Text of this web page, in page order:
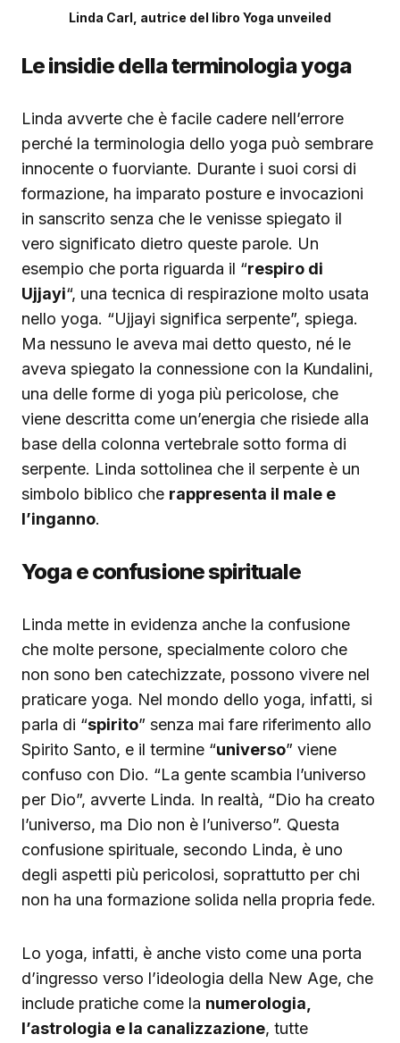
Linda Carl, autrice del libro Yoga unveiled
Le insidie della terminologia yoga
Linda avverte che è facile cadere nell’errore
perché la terminologia dello yoga può sembrare
innocente o fuorviante. Durante i suoi corsi di
formazione, ha imparato posture e invocazioni
in sanscrito senza che le venisse spiegato il
vero significato dietro queste parole. Un
esempio che porta riguarda il “respiro di
Ujjayi“, una tecnica di respirazione molto usata
nello yoga. “Ujjayi significa serpente”, spiega.
Ma nessuno le aveva mai detto questo, né le
aveva spiegato la connessione con la Kundalini,
una delle forme di yoga più pericolose, che
viene descritta come un’energia che risiede alla
base della colonna vertebrale sotto forma di
serpente. Linda sottolinea che il serpente è un
simbolo biblico che rappresenta il male e
l’inganno.
Yoga e confusione spirituale
Linda mette in evidenza anche la confusione
che molte persone, specialmente coloro che
non sono ben catechizzate, possono vivere nel
praticare yoga. Nel mondo dello yoga, infatti, si
parla di “spirito” senza mai fare riferimento allo
Spirito Santo, e il termine “universo” viene
confuso con Dio. “La gente scambia l’universo
per Dio”, avverte Linda. In realtà, “Dio ha creato
l’universo, ma Dio non è l’universo”. Questa
confusione spirituale, secondo Linda, è uno
degli aspetti più pericolosi, soprattutto per chi
non ha una formazione solida nella propria fede.
Lo yoga, infatti, è anche visto come una porta
d’ingresso verso l’ideologia della New Age, che
include pratiche come la numerologia,
l’astrologia e la canalizzazione, tutte